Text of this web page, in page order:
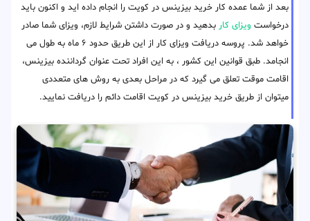
بعد از شما عمده کار خرید بیزینس در کویت را انجام داده اید و اکنون باید
درخواست ویزای کار بدهید و در صورت داشتن شرایط لازم، ویزای شما صادر
خواهد شد. پروسه دریافت ویزای کار از این طریق حدود ۶ ماه به طول می
انجامد. طبق قوانین این کشور ، به این افراد تحت عنوان گرداننده بیزینس،
اقامت موقت تعلق می گیرد که در مراحل بعدی به روش های متعددی
میتوان از طریق خرید بیزینس در کویت اقامت دائم را دریافت نمایید.